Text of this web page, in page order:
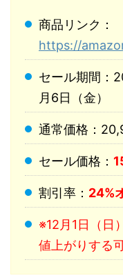
商品リンク：
https://
セール期間：
月6日（金）
通常価格：
セール価格：
割引率： 24%
※12月1日（日
値上がりする